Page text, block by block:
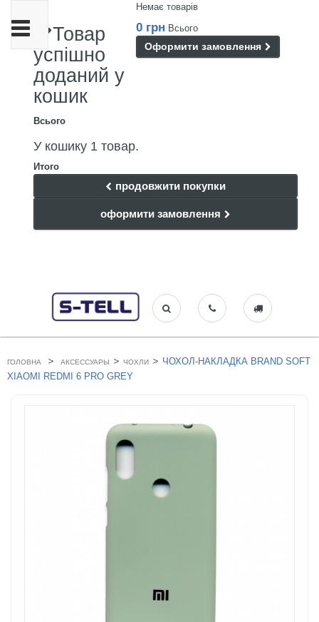
Немає товарів
0 грн Всього
Оформити замовлення
Товар
успішно
доданий у
кошик
Всього
У кошику 1 товар.
Итого
продовжити покупки
оформити замовлення
Toggle
navigation
ГОЛОВНА > АКСЕССУАРЫ > ЧОХЛИ > ЧОХОЛ-НАКЛАДКА BRAND SOFT
XIAOMI REDMI 6 PRO GREY